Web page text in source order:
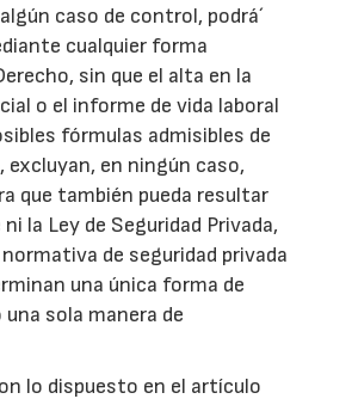
caso de control, podrá´
cualquier forma
sin que el alta en la
o el informe de vida laboral
fórmulas admisibles de
excluyan, en ningún caso,
que también pueda resultar
la Ley de Seguridad Privada,
de seguridad privada
una única forma de
sola manera de
lo dispuesto en el artículo